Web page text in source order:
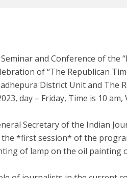
and Conference of the
of “The Republican
District Unit and The
day – Friday, Time is 10 am,
Secretary of the Indian
the *first session* of the
of lamp on the oil painting